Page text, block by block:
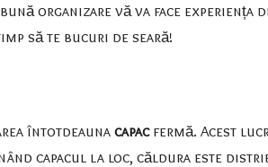
organizare vă va face experiența
să te bucuri de seară!
întotdeauna capacfermă. Acest
capacul la loc, căldura este